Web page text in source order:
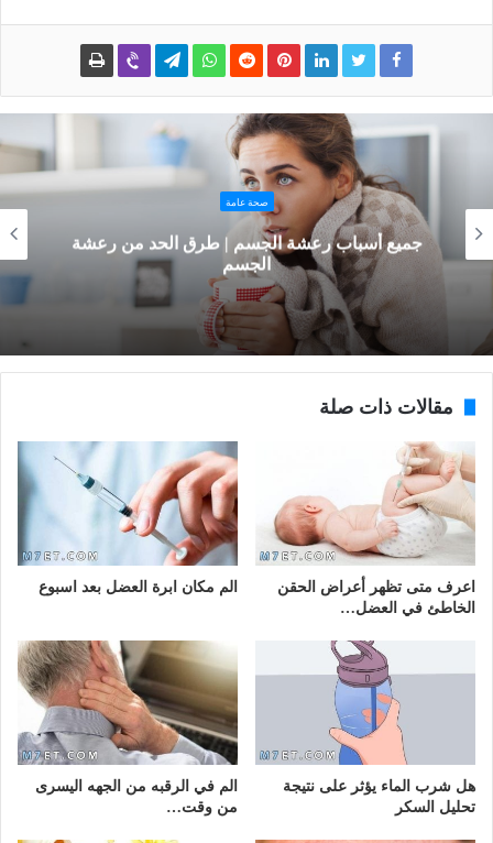
صحة عامة
جميع أسباب رعشة الجسم | طرق الحد من رعشة
الجسم
مقالات ذات صلة
اعرف متى تظهر أعراض الحقن
الخاطئ في العضل…
الم مكان ابرة العضل بعد اسبوع
هل شرب الماء يؤثر على نتيجة
تحليل السكر
الم في الرقبه من الجهه اليسرى
من وقت…